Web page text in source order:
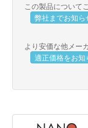
この製品について
弊社までお知ら
より安価な他メー
適正価格をお